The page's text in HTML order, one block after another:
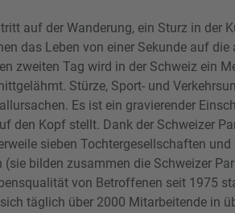
auf der Wanderung, ein Sturz in der
das Leben von einer Sekunde auf
zweiten Tag wird in der Schweiz ein
Stürze, Sport- und
Es ist ein gravierender
den Kopf stellt. Dank der Schweizer
sieben Tochtergesellschaften und
(sie bilden zusammen die Schweizer
von Betroffenen seit 1975
täglich über 2000 Mitarbeitende in